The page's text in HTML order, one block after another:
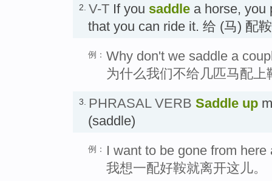
2. V-T If you saddle a horse, you
that you can ride it. 给 (马) 配鞍
例： Why don't we saddle a
为什么我们不给几匹马配上
3. PHRASAL VERB Saddle up
(saddle)
例：
I want to be gone from
我想一配好鞍就离开这儿。